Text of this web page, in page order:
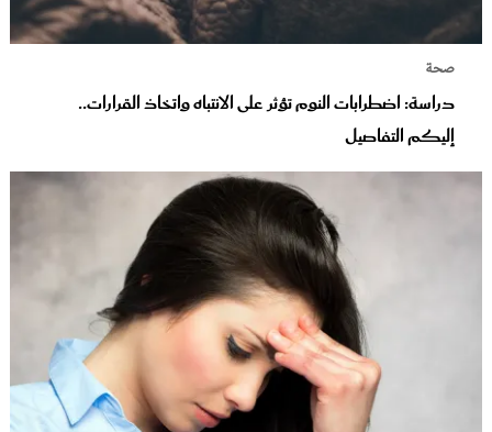
صحة
دراسة: اضطرابات النوم تؤثر على الانتباه واتخاذ القرارات..
إليكم التفاصيل